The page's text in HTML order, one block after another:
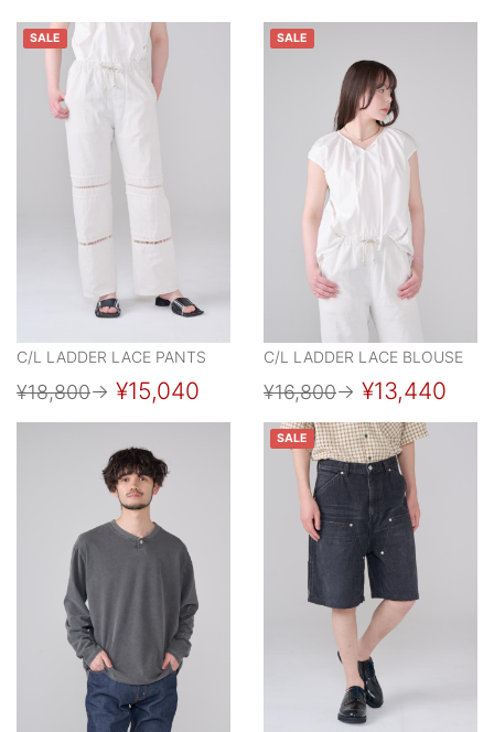
SALE
C/L LADDER LACE PANTS
¥18,800→ ¥15,040
SALE
C/L LADDER LACE BLOUSE
¥16,800→ ¥13,440
SALE